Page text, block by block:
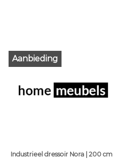
Aanbieding
Industrieel dressoir Nora | 200 cm